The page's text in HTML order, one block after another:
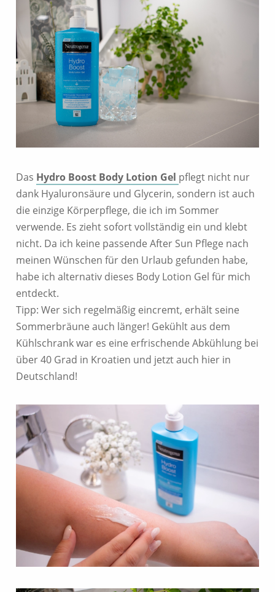
Das Hydro Boost Body Lotion Gel pflegt nicht nur
dank Hyaluronsäure und Glycerin, sondern ist auch
die einzige Körperpflege, die ich im Sommer
verwende. Es zieht sofort vollständig ein und klebt
nicht. Da ich keine passende After Sun Pflege nach
meinen Wünschen für den Urlaub gefunden habe,
habe ich alternativ dieses Body Lotion Gel für mich
entdeckt.
Tipp: Wer sich regelmäßig eincremt, erhält seine
Sommerbräune auch länger! Gekühlt aus dem
Kühlschrank war es eine erfrischende Abkühlung bei
über 40 Grad in Kroatien und jetzt auch hier in
Deutschland!